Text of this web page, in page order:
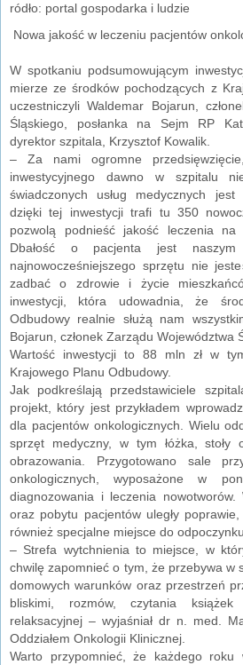
ródło: portal gospodarka i ludzie
Nowa jakość w leczeniu pacjentów
W spotkaniu podsumowującym
mierze ze środków pochodzących z
uczestniczyli Waldemar Bojarun,
Śląskiego, posłanka na Sejm RP
dyrektor szpitala, Krzysztof Kowalik.
– Za nami ogromne
inwestycyjnego dawno w szpitalu
świadczonych usług medycznych
dzięki tej inwestycji trafi tu 350
pozwolą podnieść jakość leczenia na
Dbałość o pacjenta jest
najnowocześniejszego sprzętu nie
zadbać o zdrowie i życie
inwestycji, która udowadnia, że
Odbudowy realnie służą nam
Bojarun, członek Zarządu Województwa
Wartość inwestycji to 88 mln zł w
Krajowego Planu Odbudowy.
Jak podkreślają przedstawiciele
projekt, który jest przykładem
dla pacjentów onkologicznych. Wielu
sprzęt medyczny, w tym łóżka, stoły
obrazowania. Przygotowano sale
onkologicznych, wyposażone w
diagnozowania i leczenia nowotworów.
oraz pobytu pacjentów uległy
również specjalne miejsce do
– Strefa wytchnienia to miejsce, w
chwilę zapomnieć o tym, że przebywa w
domowych warunków oraz przestrzeń
bliskimi, rozmów, czytania
relaksacyjnej – wyjaśniał dr n. med.
Oddziałem Onkologii Klinicznej.
Warto przypomnieć, że każdego roku